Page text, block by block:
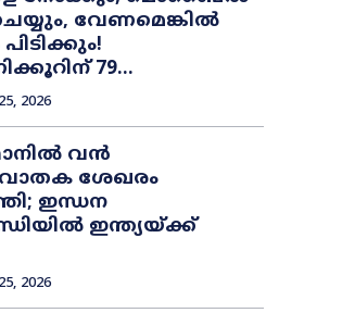
വേണമെങ്കിൽ
79...
2026
വൻ
ശേഖരം
ഇന്ധന
ഇന്ത്യയ്ക്ക്
2026